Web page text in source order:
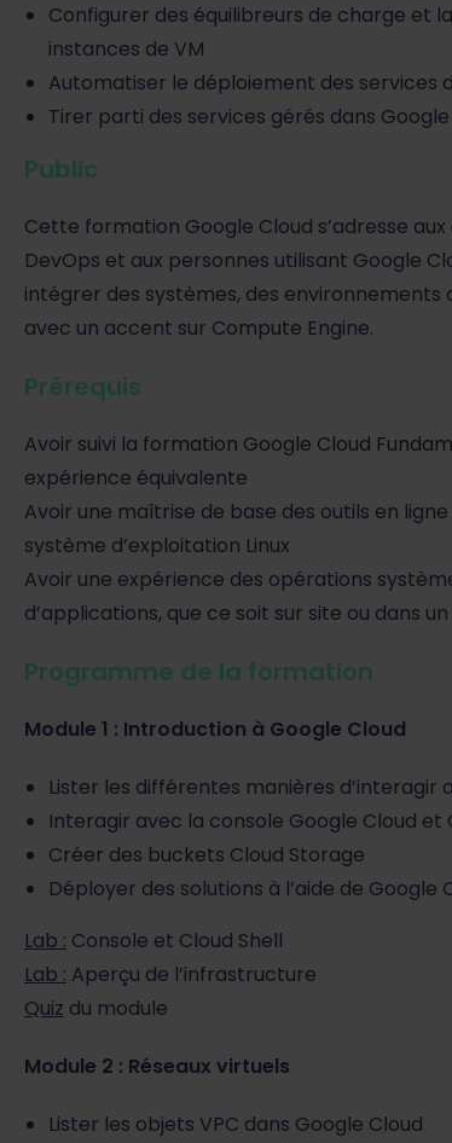
Configurer des équilibreurs de charge et
instances de VM
Automatiser le déploiement des services
Tirer parti des services gérés dans
Public
Cette formation Google Cloud s’adresse
DevOps et aux personnes utilisant Google
intégrer des systèmes, des
avec un accent sur Compute Engine.
Prérequis
Avoir suivi la formation Google Cloud
expérience équivalente
Avoir une maîtrise de base des outils en
système d’exploitation Linux
Avoir une expérience des opérations
d’applications, que ce soit sur site ou dans
Programme de la formation
Module 1 : Introduction à Google Cloud
Lister les différentes manières d’interagir
Interagir avec la console Google Cloud et
Créer des buckets Cloud Storage
Déployer des solutions à l’aide de
Lab : Console et Cloud Shell
Lab : Aperçu de l’infrastructure
Quiz du module
Module 2 : Réseaux virtuels
Lister les objets VPC dans Google Cloud